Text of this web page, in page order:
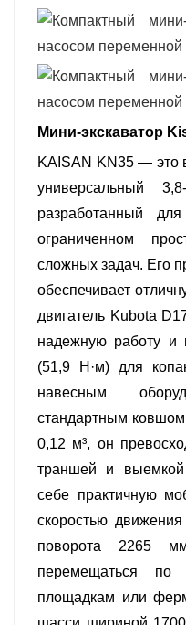
поворота 2265 мм и
преодолевать
Шасси шириной
стальными
смазки. Основные
длина 4945 мм и
Машина имеет
максимальный
составляет 5575
копания — 5045 мм.
72° влево и 44°
работы в
поднимается на
385 мм. Благодаря
емкостью 40 л и
емкостью 41 л
практичную
строительных,
коммунальных
Мини-экскаватор
KAISAN KN35 — это
универсальный
разработанный
ограниченном
сложных задач. Его
обеспечивает
двигатель Kubota
надежную работу и
(51,9 Н·м) для
навесным
стандартным
0,12 м³, он
траншей и выемкой
себе практичную
скоростью
поворота 2265
перемещаться по
площадкам или